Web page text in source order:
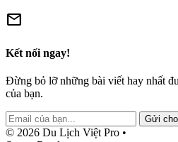
mail
Kết nối ngay!
Đừng bỏ lỡ những bài viết hay nhất
của bạn.
Gửi
© 2026 Du Lịch Việt Pro •